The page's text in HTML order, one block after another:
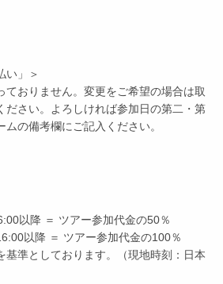
い」＞
ておりません。変更をご希望の場合は取
ださい。よろしければ参加日の第二・第
の備考欄にご記入ください。
以降 ＝ ツアー参加代金の50％
以降 ＝ ツアー参加代金の100％
準としております。（現地時刻：日本